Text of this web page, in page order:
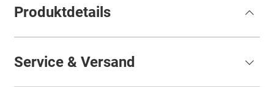
Produktdetails
Service & Versand